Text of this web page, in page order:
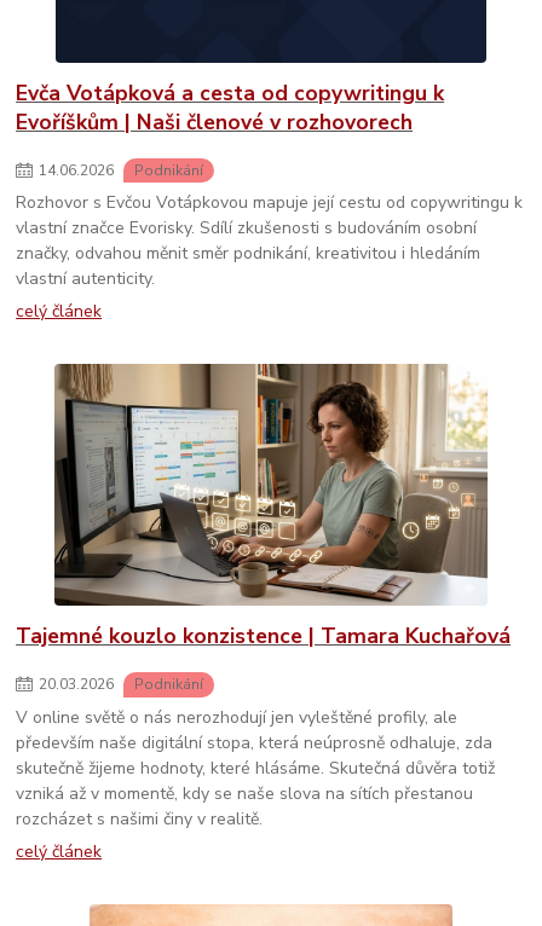
Evča Votápková a cesta od copywritingu k
Evoříškům | Naši členové v rozhovorech
14.06.2026 Podnikání
Rozhovor s Evčou Votápkovou mapuje její cestu od copywritingu k
vlastní značce Evorisky. Sdílí zkušenosti s budováním osobní
značky, odvahou měnit směr podnikání, kreativitou i hledáním
vlastní autenticity.
celý článek
Tajemné kouzlo konzistence | Tamara Kuchařová
20.03.2026 Podnikání
V online světě o nás nerozhodují jen vyleštěné profily, ale
především naše digitální stopa, která neúprosně odhaluje, zda
skutečně žijeme hodnoty, které hlásáme. Skutečná důvěra totiž
vzniká až v momentě, kdy se naše slova na sítích přestanou
rozcházet s našimi činy v realitě.
celý článek